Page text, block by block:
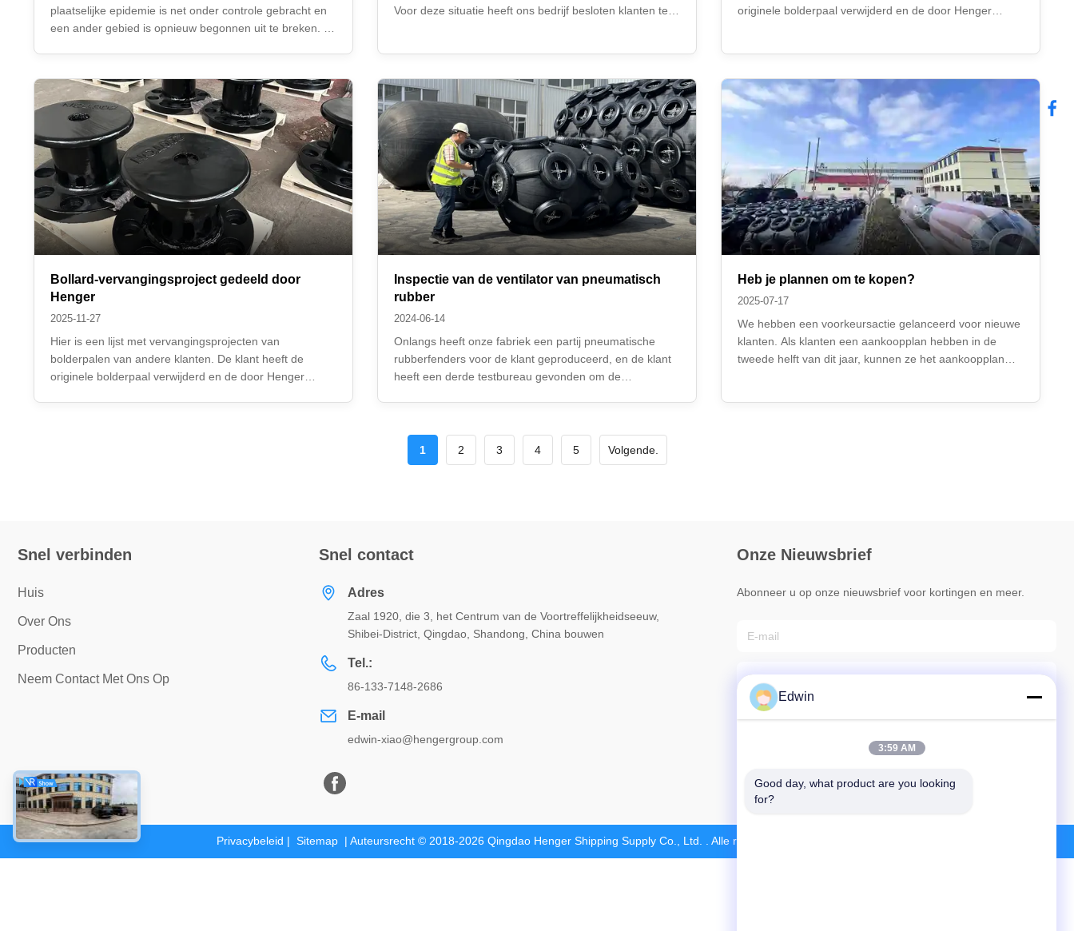
plaatselijke epidemie is net onder controle gebracht en
een ander gebied is opnieuw begonnen uit te breken. Ik
zijn in een omgeving waar de epidemie ...
Voor deze situatie heeft ons bedrijf besloten klanten te
originele bolderpaal verwijderd en de door Henger
Bollard-vervangingsproject gedeeld door
Henger
2025-11-27
Hier is een lijst met vervangingsprojecten van
bolderpalen van andere klanten. De klant heeft de
originele bolderpaal verwijderd en de door Henger
Inspectie van de ventilator van pneumatisch
rubber
2024-06-14
Onlangs heeft onze fabriek een partij pneumatische
rubberfenders voor de klant geproduceerd, en de klant
heeft een derde testbureau gevonden om de
classificatie...
Heb je plannen om te kopen?
2025-07-17
We hebben een voorkeursactie gelanceerd voor nieuwe
klanten. Als klanten een aankoopplan hebben in de
tweede helft van dit jaar, kunnen ze het aankoopplan
1 2 3 4 5 Volgende.
Snel verbinden
Huis
Over Ons
Producten
Neem Contact Met Ons Op
Snel contact
Adres
Zaal 1920, die 3, het Centrum van de Voortreffelijkheidseeuw,
Shibei-District, Qingdao, Shandong, China bouwen
Tel.:
86-133-7148-2686
E-mail
edwin-xiao@hengergroup.com
Onze Nieuwsbrief
Abonneer u op onze nieuwsbrief voor kortingen en meer.
Privacybeleid | Sitemap | Auteursrecht © 2018-2026 Qingdao Henger Shipping Supply Co., Ltd. . Alle rechten voorbehoudena.
Edwin
3:59 AM
Good day, what product are you looking
for?